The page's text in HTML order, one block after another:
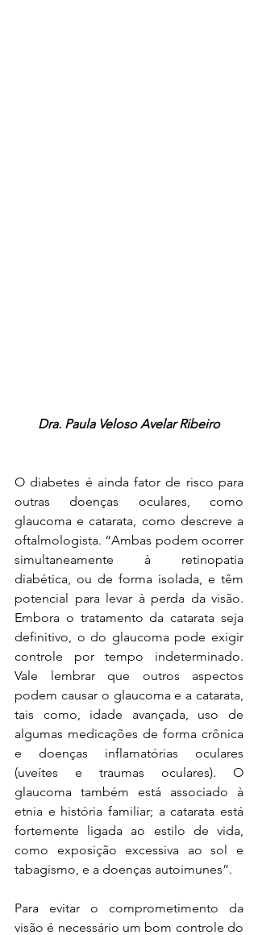
Dra. Paula Veloso Avelar Ribeiro
O diabetes é ainda fator de risco para
outras doenças oculares, como
glaucoma e catarata, como descreve a
oftalmologista. “Ambas podem ocorrer
simultaneamente à retinopatia
diabética, ou de forma isolada, e têm
potencial para levar à perda da visão.
Embora o tratamento da catarata seja
definitivo, o do glaucoma pode exigir
controle por tempo indeterminado.
Vale lembrar que outros aspectos
podem causar o glaucoma e a catarata,
tais como, idade avançada, uso de
algumas medicações de forma crônica
e doenças inflamatórias oculares
(uveítes e traumas oculares). O
glaucoma também está associado à
etnia e história familiar; a catarata está
fortemente ligada ao estilo de vida,
como exposição excessiva ao sol e
tabagismo, e a doenças autoimunes”.
Para evitar o comprometimento da
visão é necessário um bom controle do